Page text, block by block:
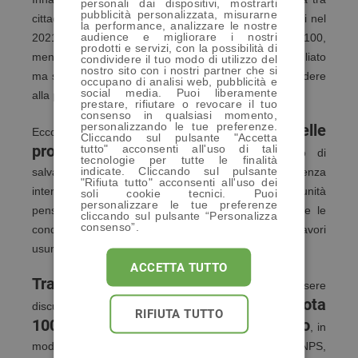
cittadini con requisiti molto simili: chi compirà 62 anni nel
2021 potrà chiedere il pensionamento a Quota 100,
mentre chi li compirà nel 2022, non solo rimarrà tagliato
ma sarà costretto a lavorare per altri 5 anni per accedere
alla pensione con sistema ordinario.
Ecco perché,si stanno vagliando delle
proposte di modifica: l’intento è quello di
salvaguardare per chi ha avuto carriere senza
interruzione, di poter beneficiare di questa opportunità
pensionistica, ma anche di ridiscutere e riconvertire le
condizioni per altre categorie come quelle dei lavori
usuranti.
Tra le propostepronte sul tavolo per essere
discusse, la
pensione anticipata con Quota
100 con metodo di calcolo contributivo , in
modo tale da poter pesare meno sulle casse dell’INPS,
pubblicità personalizzata, misurarne
la performance, analizzare le nostre
audience e migliorare i nostri
prodotti e servizi, con la possibilità di
condividere il tuo modo di utilizzo del
nostro sito con i nostri partner che si
occupano di analisi web, pubblicità e
social media. Puoi liberamente
prestare, rifiutare o revocare il tuo
consenso in qualsiasi momento,
personalizzando le tue preferenze.
Cliccando sul pulsante "Accetta
tutto" acconsenti all'uso di tali
tecnologie per tutte le finalità
indicate. Cliccando sul pulsante
"Rifiuta tutto" acconsenti all'uso dei
soli cookie tecnici. Puoi
personalizzare le tue preferenze
cliccando sul pulsante “Personalizza
consenso”.
ACCETTA TUTTO
RIFIUTA TUTTO